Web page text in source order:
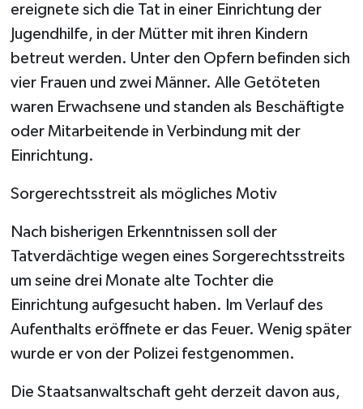
ereignete sich die Tat in einer Einrichtung der
Jugendhilfe, in der Mütter mit ihren Kindern
betreut werden. Unter den Opfern befinden sich
vier Frauen und zwei Männer. Alle Getöteten
waren Erwachsene und standen als Beschäftigte
oder Mitarbeitende in Verbindung mit der
Einrichtung.
Sorgerechtsstreit als mögliches Motiv
Nach bisherigen Erkenntnissen soll der
Tatverdächtige wegen eines Sorgerechtsstreits
um seine drei Monate alte Tochter die
Einrichtung aufgesucht haben. Im Verlauf des
Aufenthalts eröffnete er das Feuer. Wenig später
wurde er von der Polizei festgenommen.
Die Staatsanwaltschaft geht derzeit davon aus,